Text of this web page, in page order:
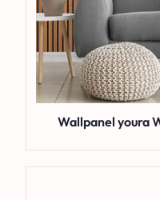
Wallpanel youra